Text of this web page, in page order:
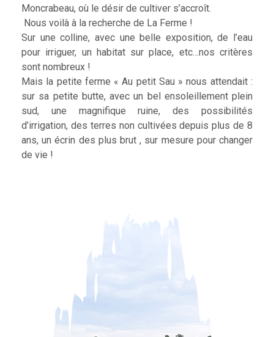
Moncrabeau, où le désir de cultiver s’accroît.
Nous voilà à la recherche de La Ferme !
Sur une colline, avec une belle exposition, de l’eau
pour irriguer, un habitat sur place, etc…nos critères
sont nombreux !
Mais la petite ferme « Au petit Sau » nous attendait :
sur sa petite butte, avec un bel ensoleillement plein
sud, une magnifique ruine, des possibilités
d’irrigation, des terres non cultivées depuis plus de 8
ans, un écrin des plus brut , sur mesure pour changer
de vie !